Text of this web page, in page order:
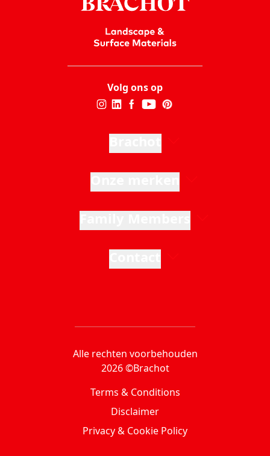
Volg ons op
Alle rechten voorbehouden
2026 ©Brachot
Terms & Conditions
Disclaimer
Privacy & Cookie Policy